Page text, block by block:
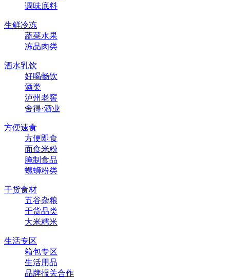
调味底料
生鲜冷冻
蔬菜水果
冻品肉类
酒水乳饮
好喝畅饮
酒类
泸州老窖
舍得·酒业
方便速食
方便即食
面食米粉
腌制食品
螺蛳粉类
干货食材
五谷杂粮
干货品类
大米糯米
生活专区
箱包专区
生活用品
品牌报关合作